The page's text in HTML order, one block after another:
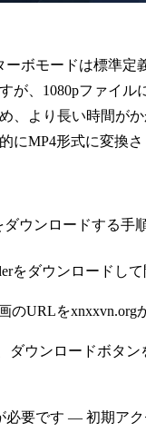
ーボモードは標準定
が、1080pファイル
、より長い時間が
にMP4形式に変換さ
ダウンロードする手
をダウンロードして
のURLをxnxxvn.org
ダウンロードボタン
必要です — 初期ア